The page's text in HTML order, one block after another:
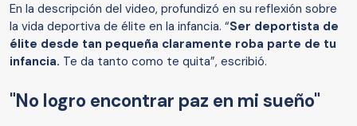
En la descripción del video, profundizó en su reflexión sobre
la vida deportiva de élite en la infancia. “Ser deportista de
élite desde tan pequeña claramente roba parte de tu
infancia. Te da tanto como te quita”, escribió.
"No logro encontrar paz en mi sueño"